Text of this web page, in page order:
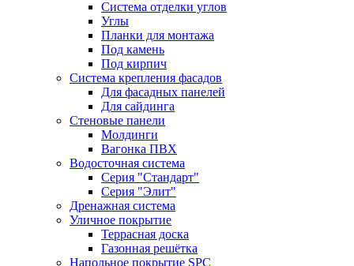
Система отделки углов
Углы
Планки для монтажа
Под камень
Под кирпич
Система крепления фасадов
Для фасадных панелей
Для сайдинга
Стеновые панели
Молдинги
Вагонка ПВХ
Водосточная система
Серия "Стандарт"
Серия "Элит"
Дренажная система
Уличное покрытие
Террасная доска
Газонная решётка
Напольное покрытие SPC